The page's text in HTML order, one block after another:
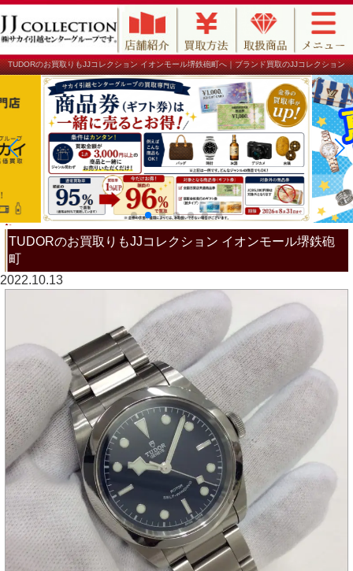
TUDORのお買取りもJJコレクション イオンモール堺鉄砲町へ｜ブランド買取のJJコレクション
TUDORのお買取りもJJコレクション イオンモール堺鉄砲
町
2022.10.13